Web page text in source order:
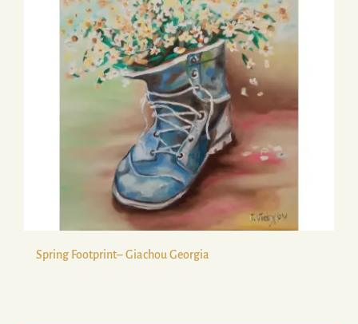
Spring Footprint– Giachou Georgia